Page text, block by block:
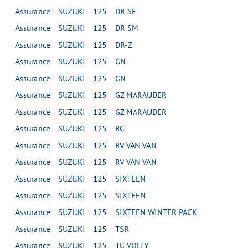
Assurance SUZUKI 125 DR SE
Assurance SUZUKI 125 DR SM
Assurance SUZUKI 125 DR-Z
Assurance SUZUKI 125 GN
Assurance SUZUKI 125 GN
Assurance SUZUKI 125 GZ MARAUDER
Assurance SUZUKI 125 GZ MARAUDER
Assurance SUZUKI 125 RG
Assurance SUZUKI 125 RV VAN VAN
Assurance SUZUKI 125 RV VAN VAN
Assurance SUZUKI 125 SIXTEEN
Assurance SUZUKI 125 SIXTEEN
Assurance SUZUKI 125 SIXTEEN WINTER PACK
Assurance SUZUKI 125 TSR
Assurance SUZUKI 125 TU VOLTY